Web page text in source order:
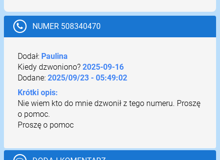
NUMER 508340470
Dodał: Paulina
Kiedy dzwoniono? 2025-09-16
Dodane: 2025/09/23 - 05:49:02
Krótki opis:
Nie wiem kto do mnie dzwonił z tego numeru. Proszę
o pomoc.
Proszę o pomoc